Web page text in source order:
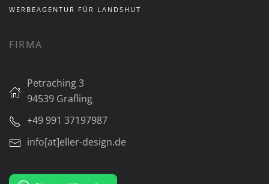
WERBEAGENTUR FÜR LANDSHUT
FIRMA
Petraching 3
94539 Grafling
+49 991 37197987
info[at]eller-design.de